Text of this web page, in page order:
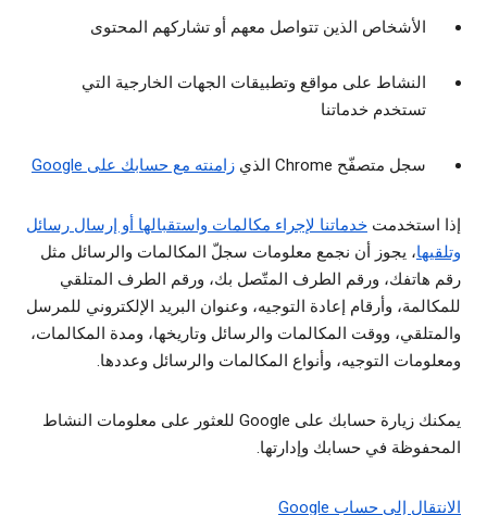
الأشخاص الذين تتواصل معهم أو تشاركهم المحتوى
النشاط على مواقع وتطبيقات الجهات الخارجية التي
تستخدم خدماتنا
سجل متصفّح Chrome الذي زامنته مع حسابك على Google
إذا استخدمت خدماتنا لإجراء مكالمات واستقبالها أو إرسال رسائل
وتلقيها، يجوز أن نجمع معلومات سجلّ المكالمات والرسائل مثل
رقم هاتفك، ورقم الطرف المتّصل بك، ورقم الطرف المتلقي
للمكالمة، وأرقام إعادة التوجيه، وعنوان البريد الإلكتروني للمرسل
والمتلقي، ووقت المكالمات والرسائل وتاريخها، ومدة المكالمات،
ومعلومات التوجيه، وأنواع المكالمات والرسائل وعددها.
يمكنك زيارة حسابك على Google للعثور على معلومات النشاط
المحفوظة في حسابك وإدارتها.
الانتقال إلى حساب Google